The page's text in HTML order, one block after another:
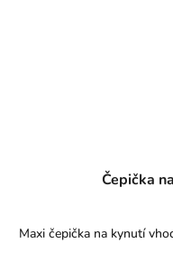
Čepička
Maxi čepička na kynutí